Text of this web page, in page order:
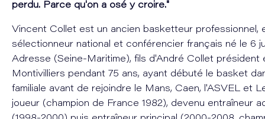
perdu. Parce qu'on a osé y croire."
Vincent Collet est un ancien basketteur professionnel,
sélectionneur national et conférencier français né le 6
Adresse (Seine-Maritime), fils d'André Collet président
Montivilliers pendant 75 ans, ayant débuté le basket
familiale avant de rejoindre le Mans, Caen, l'ASVEL et
joueur (champion de France 1982), devenu entraîneur